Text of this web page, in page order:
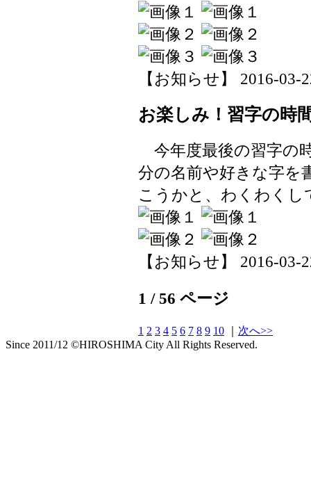
【お知らせ】 2016-03-
お楽しみ！習字の時
今年度最後の習字の
分の名前や好きな字を
こうかと、わくわくし
【お知らせ】 2016-03-
1 / 56 ページ
1 2 3 4 5 6 7 8 9 10
次へ>>
Since 2011/12 ©HIROSHIMA City All Rights Reserved.